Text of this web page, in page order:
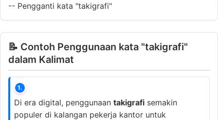
-- Pengganti kata "takigrafi"
📝 Contoh Penggunaan kata "takigrafi"
dalam Kalimat
1.
Di era digital, penggunaan takigrafi semakin
populer di kalangan pekerja kantor untuk